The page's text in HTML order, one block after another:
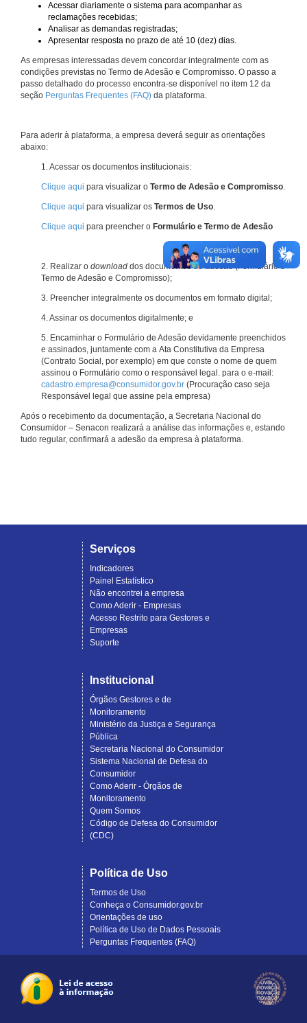
Acessar diariamente o sistema para acompanhar as
reclamações recebidas;
Analisar as demandas registradas;
Apresentar resposta no prazo de até 10 (dez) dias.
As empresas interessadas devem concordar integralmente com as
condições previstas no Termo de Adesão e Compromisso. O passo a
passo detalhado do processo encontra-se disponível no item 12 da
seção Perguntas Frequentes (FAQ) da plataforma.
Para aderir à plataforma, a empresa deverá seguir as orientações
abaixo:
1. Acessar os documentos institucionais:
Clique aqui para visualizar o Termo de Adesão e Compromisso.
Clique aqui para visualizar os Termos de Uso.
Clique aqui para preencher o Formulário e Termo de Adesão
2. Realizar o download dos documentos de adesão (Formulário e
Termo de Adesão e Compromisso);
3. Preencher integralmente os documentos em formato digital;
4. Assinar os documentos digitalmente; e
5. Encaminhar o Formulário de Adesão devidamente preenchidos
e assinados, juntamente com a Ata Constitutiva da Empresa
(Contrato Social, por exemplo) em que conste o nome de quem
assinou o Formulário como o responsável legal. para o e-mail:
cadastro.empresa@consumidor.gov.br (Procuração caso seja
Responsável legal que assine pela empresa)
Após o recebimento da documentação, a Secretaria Nacional do
Consumidor – Senacon realizará a análise das informações e, estando
tudo regular, confirmará a adesão da empresa à plataforma.
Serviços
Indicadores
Painel Estatístico
Não encontrei a empresa
Como Aderir - Empresas
Acesso Restrito para Gestores e
Empresas
Suporte
Institucional
Órgãos Gestores e de
Monitoramento
Ministério da Justiça e Segurança
Pública
Secretaria Nacional do Consumidor
Sistema Nacional de Defesa do
Consumidor
Como Aderir - Órgãos de
Monitoramento
Quem Somos
Código de Defesa do Consumidor
(CDC)
Política de Uso
Termos de Uso
Conheça o Consumidor.gov.br
Orientações de uso
Política de Uso de Dados Pessoais
Perguntas Frequentes (FAQ)